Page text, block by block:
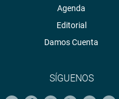
Agenda
Editorial
Damos Cuenta
SÍGUENOS